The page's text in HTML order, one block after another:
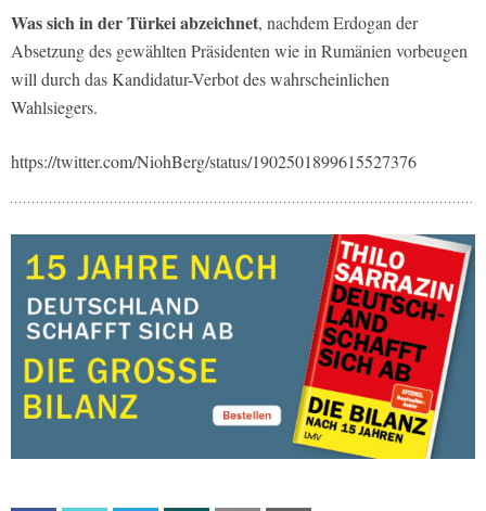
Was sich in der Türkei abzeichnet, nachdem Erdogan der
Absetzung des gewählten Präsidenten wie in Rumänien vorbeugen
will durch das Kandidatur-Verbot des wahrscheinlichen
Wahlsiegers.
https://twitter.com/NiohBerg/status/1902501899615527376